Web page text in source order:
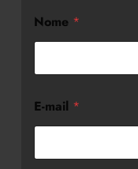
Nome *
E-mail *